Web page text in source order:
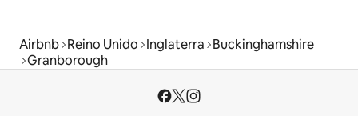
Airbnb Reino Unido Inglaterra Buckinghamshire
Granborough